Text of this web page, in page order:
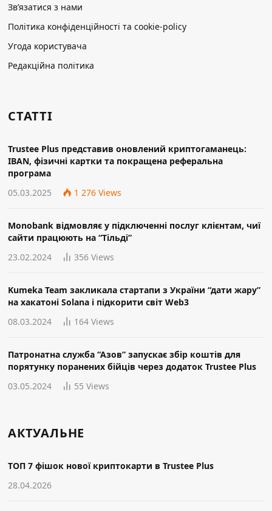
Зв’язатися з нами
Політика конфіденційності та cookie-policy
Угода користувача
Редакційна політика
СТАТТІ
Trustee Plus представив оновлений криптогаманець:
IBAN, фізичні картки та покращена реферальна
програма
05.03.2025
1 276 Views
Monobank відмовляє у підключенні послуг клієнтам, чиї
сайти працюють на “Тільді”
23.02.2024
356 Views
Kumeka Team закликала стартапи з України “дати жару”
на хакатоні Solana і підкорити світ Web3
08.03.2024
164 Views
Патронатна служба “Азов” запускає збір коштів для
порятунку поранених бійців через додаток Trustee Plus
03.05.2024
55 Views
АКТУАЛЬНЕ
ТОП 7 фішок нової криптокарти в Trustee Plus
28.04.2026